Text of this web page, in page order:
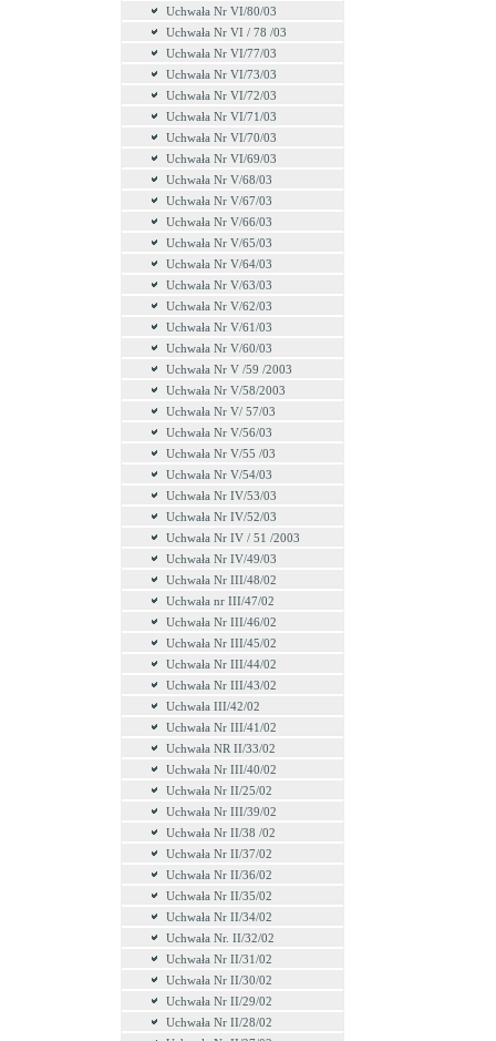
Uchwała Nr VI/80/03
Uchwała Nr VI / 78 /03
Uchwała Nr VI/77/03
Uchwała Nr VI/73/03
Uchwała Nr VI/72/03
Uchwała Nr VI/71/03
Uchwała Nr VI/70/03
Uchwała Nr VI/69/03
Uchwała Nr V/68/03
Uchwała Nr V/67/03
Uchwała Nr V/66/03
Uchwała Nr V/65/03
Uchwała Nr V/64/03
Uchwała Nr V/63/03
Uchwała Nr V/62/03
Uchwała Nr V/61/03
Uchwała Nr V/60/03
Uchwała Nr V /59 /2003
Uchwała Nr V/58/2003
Uchwała Nr V/ 57/03
Uchwała Nr V/56/03
Uchwała Nr V/55 /03
Uchwała Nr V/54/03
Uchwała Nr IV/53/03
Uchwała Nr IV/52/03
Uchwała Nr IV / 51 /2003
Uchwała Nr IV/49/03
Uchwała Nr III/48/02
Uchwała nr III/47/02
Uchwała Nr III/46/02
Uchwała Nr III/45/02
Uchwała Nr III/44/02
Uchwała Nr III/43/02
Uchwała III/42/02
Uchwała Nr III/41/02
Uchwała NR II/33/02
Uchwała Nr III/40/02
Uchwała Nr II/25/02
Uchwała Nr III/39/02
Uchwała Nr II/38 /02
Uchwała Nr II/37/02
Uchwała Nr II/36/02
Uchwała Nr II/35/02
Uchwała Nr II/34/02
Uchwała Nr. II/32/02
Uchwała Nr II/31/02
Uchwała Nr II/30/02
Uchwała Nr II/29/02
Uchwała Nr II/28/02